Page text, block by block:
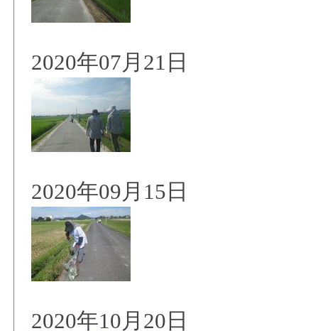
2020年07月21日
2020年09月15日
2020年10月20日